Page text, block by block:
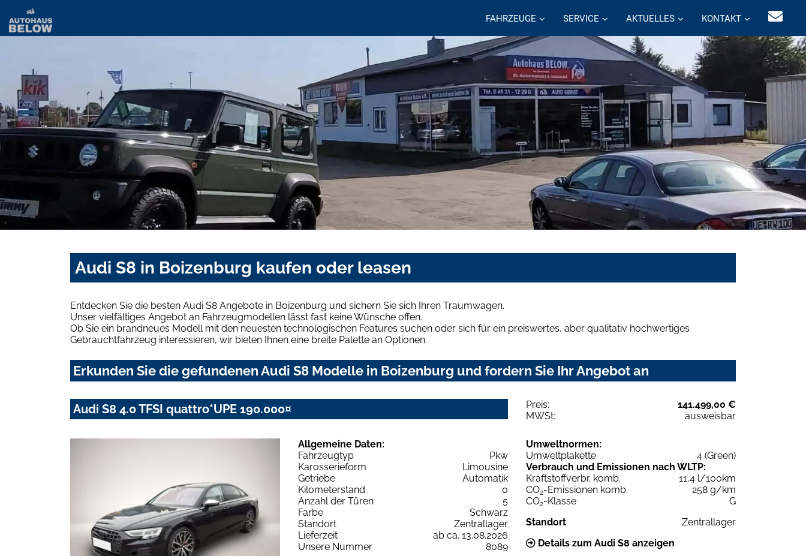
FAHRZEUGE SERVICE AKTUELLES KONTAKT
Audi S8 in Boizenburg kaufen oder leasen
Entdecken Sie die besten Audi S8 Angebote in Boizenburg und sichern Sie sich Ihren Traumwagen.
Unser vielfältiges Angebot an Fahrzeugmodellen lässt fast keine Wünsche offen.
Ob Sie ein brandneues Modell mit den neuesten technologischen Features suchen oder sich für ein preiswertes, aber qualitativ hochwertiges
Gebrauchtfahrzeug interessieren, wir bieten Ihnen eine breite Palette an Optionen.
Erkunden Sie die gefundenen Audi S8 Modelle in Boizenburg und fordern Sie Ihr Angebot an
Audi S8 4.0 TFSI quattro*UPE 190.000¤ Preis:
141.499,00 €
MWSt:
ausweisbar
Allgemeine Daten:
Fahrzeugtyp
Pkw
Karosserieform
Limousine
Getriebe
Automatik
Kilometerstand
0
Anzahl der Türen
5
Farbe
Schwarz
Standort
Zentrallager
Lieferzeit
ab ca. 13.08.2026
Unsere Nummer
8089
Umweltnormen:
Umweltplakette
4 (Green)
Verbrauch und Emissionen nach WLTP:
Kraftstoffverbr. komb.
11,4 l/100km
CO2-Emissionen komb.
258 g/km
CO2-Klasse
G
Standort
Zentrallager
Details zum Audi S8 anzeigen